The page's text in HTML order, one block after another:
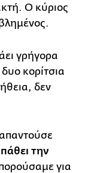
Ο κύριος
γρήγορα
κορίτσια
δεν
την
για